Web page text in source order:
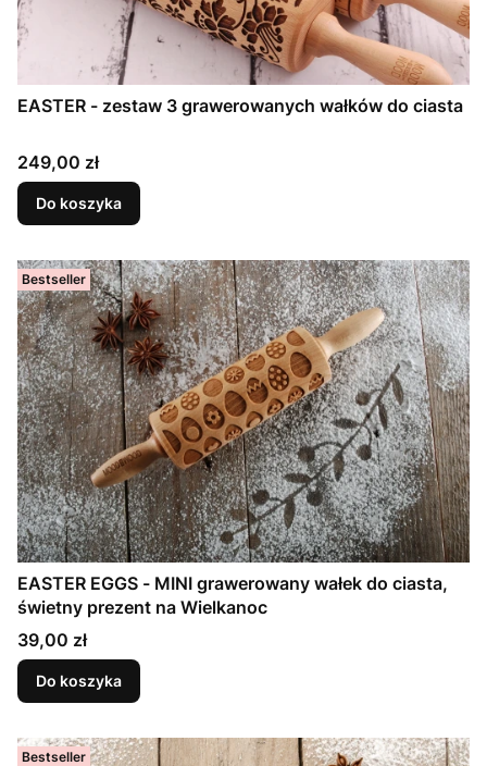
EASTER - zestaw 3 grawerowanych wałków do ciasta
Cena
249,00 zł
Do koszyka
Bestseller
EASTER EGGS - MINI grawerowany wałek do ciasta,
świetny prezent na Wielkanoc
Cena
39,00 zł
Do koszyka
Bestseller